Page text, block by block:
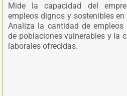
Mide la capacidad del
empleos dignos y sostenibles
Analiza la cantidad de empleos
de poblaciones vulnerables y la
laborales ofrecidas.